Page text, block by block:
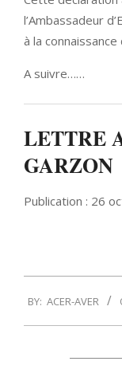
l’Ambassadeur
à la
A suivre……
LETTRE
GARZON
Publication : 26
12-
16
BY: ACER-AVER